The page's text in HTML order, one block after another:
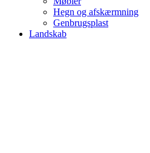
Hegn og afskærmning
Genbrugsplast
Landskab